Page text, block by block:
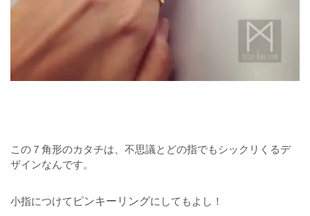
この７角形のカタチは、不思議とどの指でもシックリくるデ
ザインなんです。
小指につけて ピンキーリングにしてもよし！